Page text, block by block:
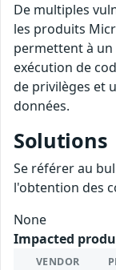
De multiples
les produits
permettent à
exécution de
de privilèges et
données.
Solutions
Se référer au
l'obtention des
None
Impacted
VENDOR